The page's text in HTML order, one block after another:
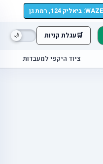
🛒עגלת קניות
ציוד היקפי למעבדות